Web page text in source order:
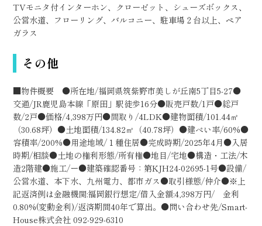
TVモニタ付インターホン、クローゼット、シューズボックス、
公営水道、フローリング、バルコニー、駐車場２台以上、ペア
ガラス
その他
■物件概要 ●所在地/福岡県筑紫野市美しが丘南5丁目5‐27●
交通/JR鹿児島本線「原田」駅徒歩16分●販売戸数/1戸●総戸
数/2戸●価格/4,398万円●間取り/4LDK●建物面積/101.44㎡
（30.68坪）●土地面積/134.82㎡（40.78坪）●建ぺい率/60%●
容積率/200%●用途地域/１種住居●完成時期/2025年4月●入居
時期/相談●土地の権利形態/所有権●地目/宅地●構造・工法/木
造2階建●施工/ー●建築確認番号：第KJH24-02695-1号●設備/
公営水道、本下水、九州電力、都市ガス●取引様態/仲介●※上
記返済例は金融機関:福岡銀行想定/借入金額:4,398万円/ 金利
0.80%(変動金利)/返済期間40年で算出。●問い合わせ先/Smart-
House株式会社 092-929-6310